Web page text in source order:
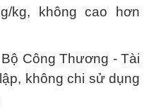
kg, không cao hơn
Công Thương - Tài
không chi sử dụng